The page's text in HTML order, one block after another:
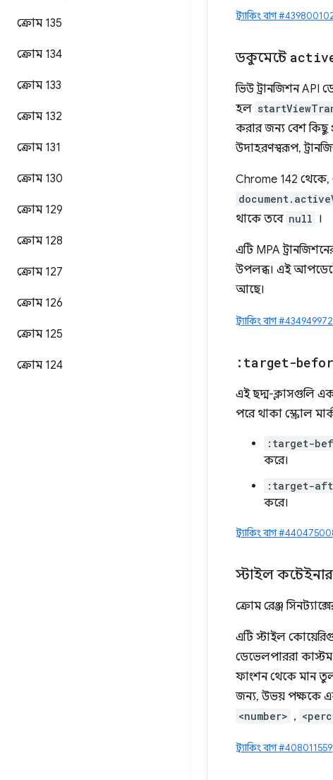
ক্রোম 135
ক্রোম 134
ক্রোম 133
ক্রোম 132
ক্রোম 131
ক্রোম 130
ক্রোম 129
ক্রোম 128
ক্রোম 127
ক্রোম 126
ক্রোম 125
ক্রোম 124
ট্র্যাকিং বাগ
ডকুমেন্টে
ভিউ ট্রানজিশন API
হল
করার জন্য বেশ কিছু
উদাহরণস্বরূপ,
Chrome 142
থাকে তবে null ।
এটি MPA
উপলব্ধ। এই
আছে।
ট্র্যাকিং বাগ #434949972
:target-
এই ছদ্ম-ক্লাসগুলি
পরে থাকা স্ক্রোল
:target-
করে।
:target-
করে।
ট্র্যাকিং বাগ
স্টাইল
ক্রোম রেঞ্জ
এটি স্টাইল
ডেভেলপাররা
ফাংশন থেকে মান
জন্য, উভয় পক্ষকে
<number> ,
ট্র্যাকিং বাগ #408011559